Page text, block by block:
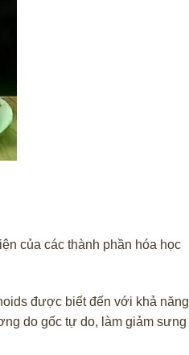
của các thành phần hóa học
được biết đến với khả năng
do gốc tự do, làm giảm sưng